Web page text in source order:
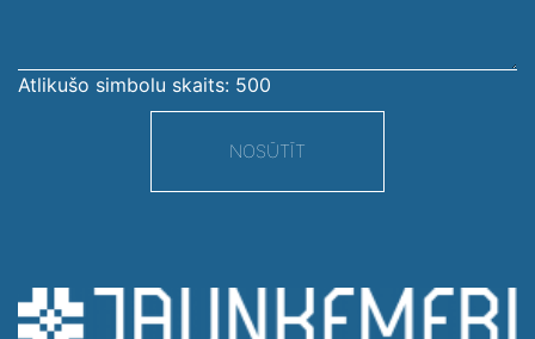
Atlikušo simbolu skaits: 500
NOSŪTĪT